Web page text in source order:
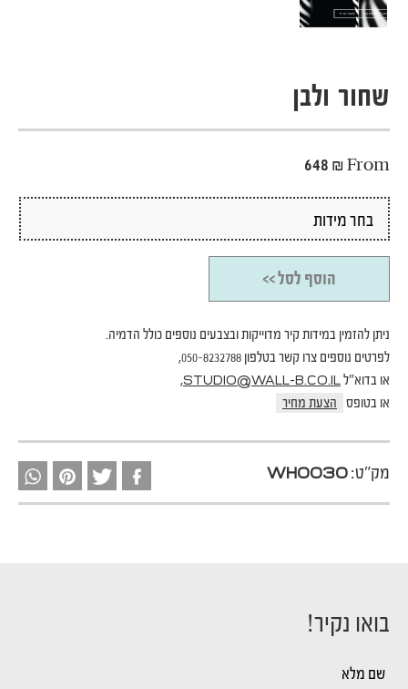
שחור ולבן
From
648 ₪
הוסף לסל >>
ניתן להזמין במידות קיר מדוייקות ובצבעים נוספים כולל הדמיה.
לפרטים נוספים צרו קשר בטלפון 050-8232788,
או בדוא"לSTUDIO@WALL-B.CO.IL
,
או בטופס
הצעת מחיר
מק"ט:WH0030
בואו נקיר!